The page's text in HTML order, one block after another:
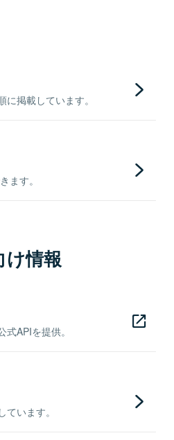
掲載しています。
ます。
情報
APIを提供。
います。